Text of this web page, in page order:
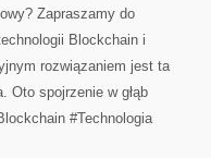
BLOKOWY?
–
W
TECHNOLOGII
Zapraszamy do
Blockchain i
rozwiązaniem jest ta
Oto spojrzenie w głąb
#Technologia